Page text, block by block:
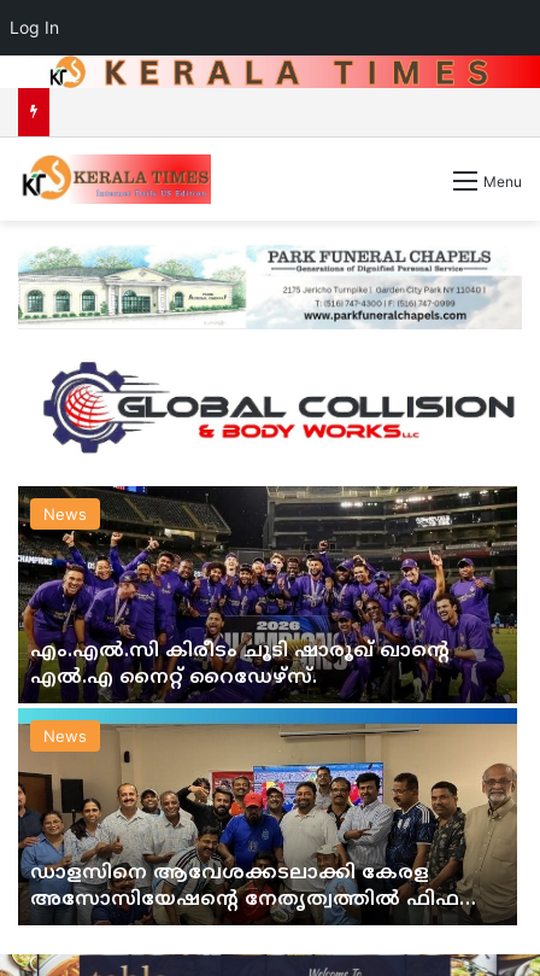
Log In
Menu
News
എം.എൽ.സി കിരീടം ചൂടി ഷാരൂഖ് ഖാന്റെ
എൽ.എ നൈറ്റ് റൈഡേഴ്സ്.
News
ഡാളസിനെ ആവേശക്കടലാക്കി കേരള
അസോസിയേഷന്റെ നേതൃത്വത്തിൽ ഫിഫ
ലോകകപ്പ് ഫൈനൽ വാച്ച് പാർട്ടിസംഘടിപ്പിച്ചു.